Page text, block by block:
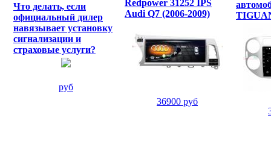
Что делать, если
официальный дилер
навязывает установку
сигнализации и
страховые услуги?
руб
Redpower 31252 IPS
Audi Q7 (2006-2009)
36900 руб